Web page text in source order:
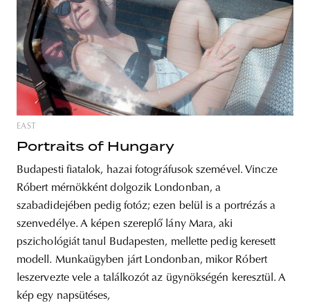
EAST
Portraits of Hungary
Budapesti fiatalok, hazai fotográfusok szemével. Vincze
Róbert mérnökként dolgozik Londonban, a
szabadidejében pedig fotóz; ezen belül is a portrézás a
szenvedélye. A képen szereplő lány Mara, aki
pszichológiát tanul Budapesten, mellette pedig keresett
modell. Munkaügyben járt Londonban, mikor Róbert
leszervezte vele a találkozót az ügynökségén keresztül. A
kép egy napsütéses,